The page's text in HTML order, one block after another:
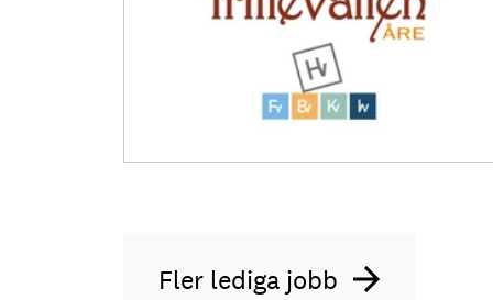
Fler lediga jobb